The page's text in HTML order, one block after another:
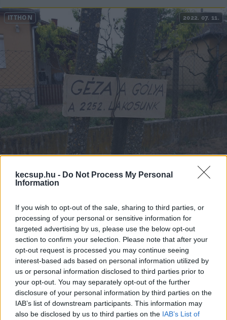
kecsup.hu - Do Not Process My Personal
Information
If you wish to opt-out of the sale, sharing to third parties, or
processing of your personal or sensitive information for
targeted advertising by us, please use the below opt-out
section to confirm your selection. Please note that after your
opt-out request is processed you may continue seeing
interest-based ads based on personal information utilized by
us or personal information disclosed to third parties prior to
your opt-out. You may separately opt-out of the further
disclosure of your personal information by third parties on the
IAB’s list of downstream participants. This information may
also be disclosed by us to third parties on the IAB’s List of
ITTHON 2022. 07. 11.
Ágasegyháza lakosságának számát
L 1perc
A fehér gólya a magyar nép kedvelt madara –
kezdi facebook posztját a
Kiskunsági Nemzeti Park
. Ágasegyházán is nagy becsben tartják e
madarat, hiszen ahogy a KNP munkatársának